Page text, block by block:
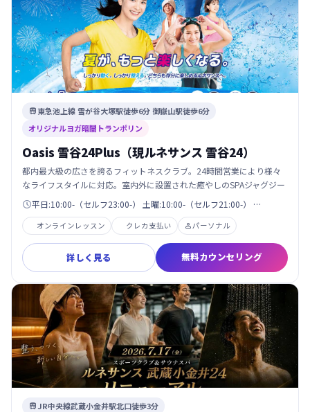
 東急池上線 雪が谷大塚駅徒歩6分 御嶽山駅徒歩6分
オリジナルヨガ暗闇トランポリン
Oasis 雪谷24Plus（現ルネサンス 雪谷24）
都内最大級の広さを誇るフィットネスクラブ。24時間営業により様々
なライフスタイルに対応。室内外に設置された癒やしのSPAジャグジー
平日:10:00-（セルフ23:00-） 土曜:10:00-（セルフ21:00-） …
オンラインレッスン クレカ支払い パーソナル
詳しく見る 無料カウンセリング
 JR中央線武蔵小金井駅北口徒歩3分